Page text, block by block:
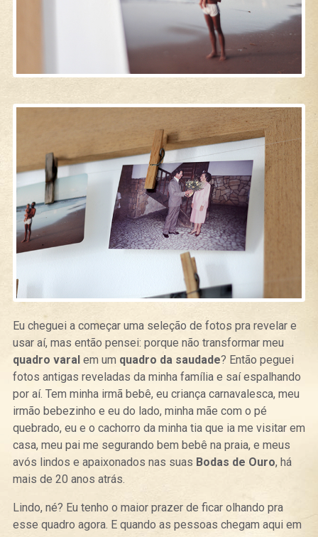
Eu cheguei a começar uma seleção de fotos pra revelar e
usar aí, mas então pensei: porque não transformar meu
quadro varalem um quadro da saudade? Então peguei
fotos antigas reveladas da minha família e saí espalhando
por aí. Tem minha irmã bebê, eu criança carnavalesca, meu
irmão bebezinho e eu do lado, minha mãe com o pé
quebrado, eu e o cachorro da minha tia que ia me visitar em
casa, meu pai me segurando bem bebê na praia, e meus
avós lindos e apaixonados nas suas Bodas de Ouro, há
mais de 20 anos atrás.
Lindo, né? Eu tenho o maior prazer de ficar olhando pra
esse quadro agora. E quando as pessoas chegam aqui em